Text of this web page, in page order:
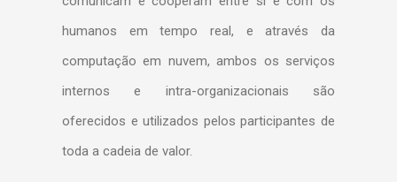
humanos em tempo real, e através da
computação em nuvem, ambos os serviços
internos e intra-organizacionais são
oferecidos e utilizados pelos participantes de
toda a cadeia de valor.